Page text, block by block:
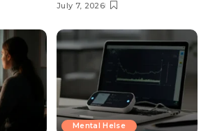
July 7, 2026
Mental Helse